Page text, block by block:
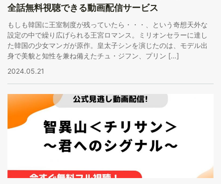
全話無料視聴できる動画配信サービス
もしも韓国に王室制度が残っていたら・・・、という奇想天外な
設定の中で繰り広げられる王宮ロマンス。ミリオンセラーに達し
た韓国の少女マンガが原作。皇太子シンを演じたのは、モデル出
身で美貌と知性を兼ね備えたチュ・ジフン、プリン […]
2024.05.21